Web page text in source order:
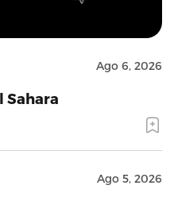
Ago 6, 2026
Sahara
Ago 5, 2026